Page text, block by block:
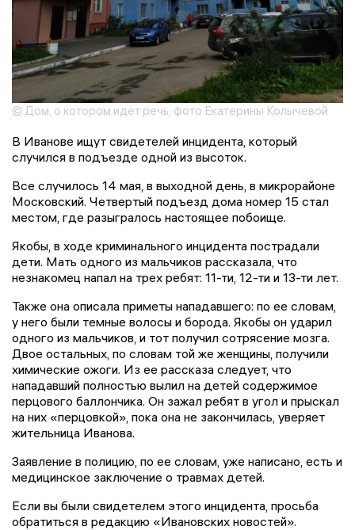
© Дом, о котором идет речь, фото Екатерины Колычевой
В Иванове ищут свидетелей инцидента, который
случился в подъезде одной из высоток.
Все случилось 14 мая, в выходной день, в микрорайоне
Московский. Четвертый подъезд дома номер 15 стал
местом, где разыгралось настоящее побоище.
Якобы, в ходе криминального инцидента пострадали
дети. Мать одного из мальчиков рассказала, что
незнакомец напал на трех ребят: 11-ти, 12-ти и 13-ти лет.
Также она описала приметы нападавшего: по ее словам,
у него были темные волосы и борода. Якобы он ударил
одного из мальчиков, и тот получил сотрясение мозга.
Двое остальных, по словам той же женщины, получили
химические ожоги. Из ее рассказа следует, что
нападавший полностью вылил на детей содержимое
перцового баллончика. Он зажал ребят в угол и прыскал
на них «перцовкой», пока она не закончилась, уверяет
жительница Иванова.
Заявление в полицию, по ее словам, уже написано, есть и
медицинское заключение о травмах детей.
Если вы были свидетелем этого инцидента, просьба
обратиться в редакцию «Ивановских новостей».